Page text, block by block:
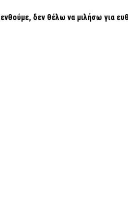
δεν θέλω να μιλήσω για